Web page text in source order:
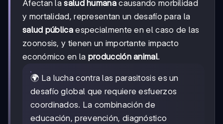
Afectan lasalud humanacausando morbilidad
y mortalidad, representan un desafío para la
salud públicaespecialmente en el caso de las
zoonosis, y tienen un importante impacto
económico en la producción animal.
🌍 La lucha contra las parasitosis es un
desafío global que requiere esfuerzos
coordinados. La combinación de
educación, prevención, diagnóstico